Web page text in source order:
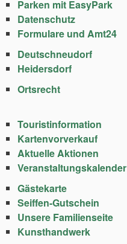
Parken mit EasyPark
Datenschutz
Formulare und Amt24
Deutschneudorf
Heidersdorf
Ortsrecht
Touristinformation
Kartenvorverkauf
Aktuelle Aktionen
Veranstaltungskalender
Gästekarte
Seiffen-Gutschein
Unsere Familienseite
Kunsthandwerk